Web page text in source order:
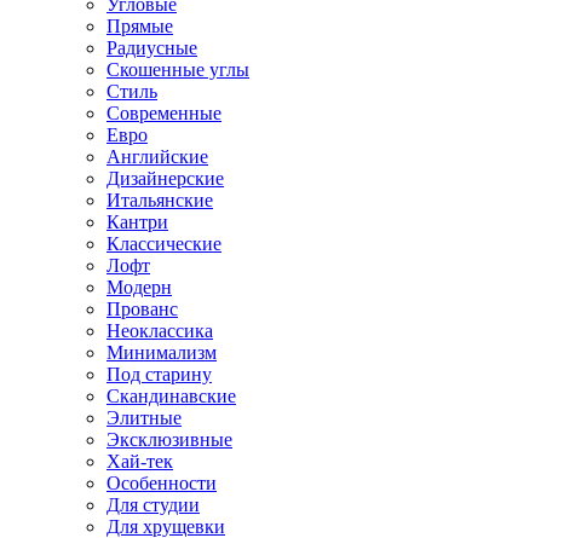
Прямые
Радиусные
Скошенные углы
Стиль
Современные
Евро
Английские
Дизайнерские
Итальянские
Кантри
Классические
Лофт
Модерн
Прованс
Неоклассика
Минимализм
Под старину
Скандинавские
Элитные
Эксклюзивные
Хай-тек
Особенности
Для студии
Для хрущевки